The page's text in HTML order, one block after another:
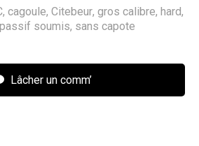
, cagoule, Citebeur, gros calibre, hard,
passif soumis, sans capote
Lâcher un comm’